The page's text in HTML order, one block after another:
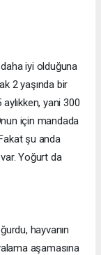
iyi olduğuna
2 yaşında bir
yani 300
için mandada
şu anda
Yoğurt da
hayvanın
aşamasına